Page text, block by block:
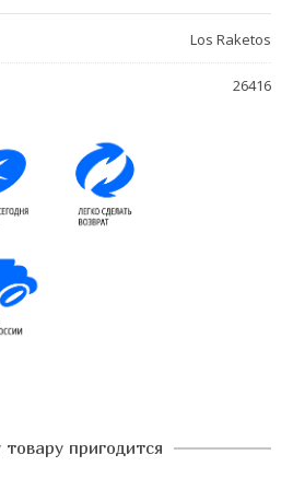
Los Raketos
26416
пригодится